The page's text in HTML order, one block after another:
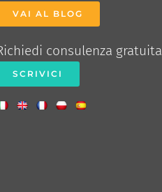
VAI AL BLOG
consulenza gratuita
SCRIVICI